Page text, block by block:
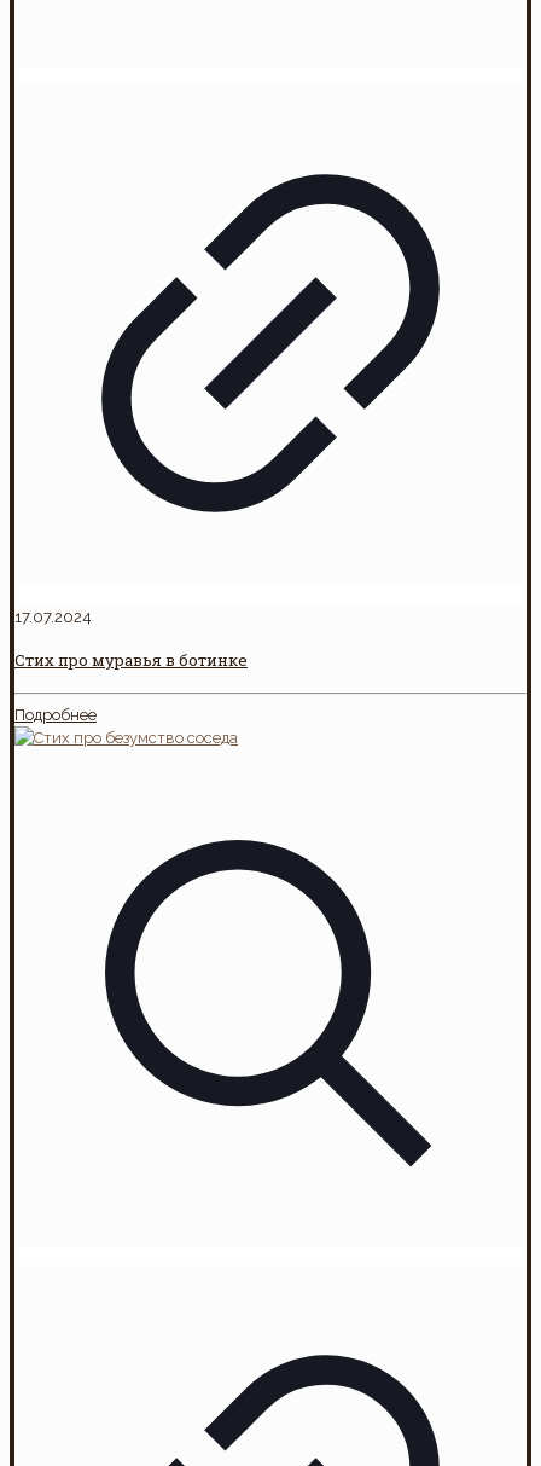
17.07.2024
Стих про муравья в ботинке
Подробнее